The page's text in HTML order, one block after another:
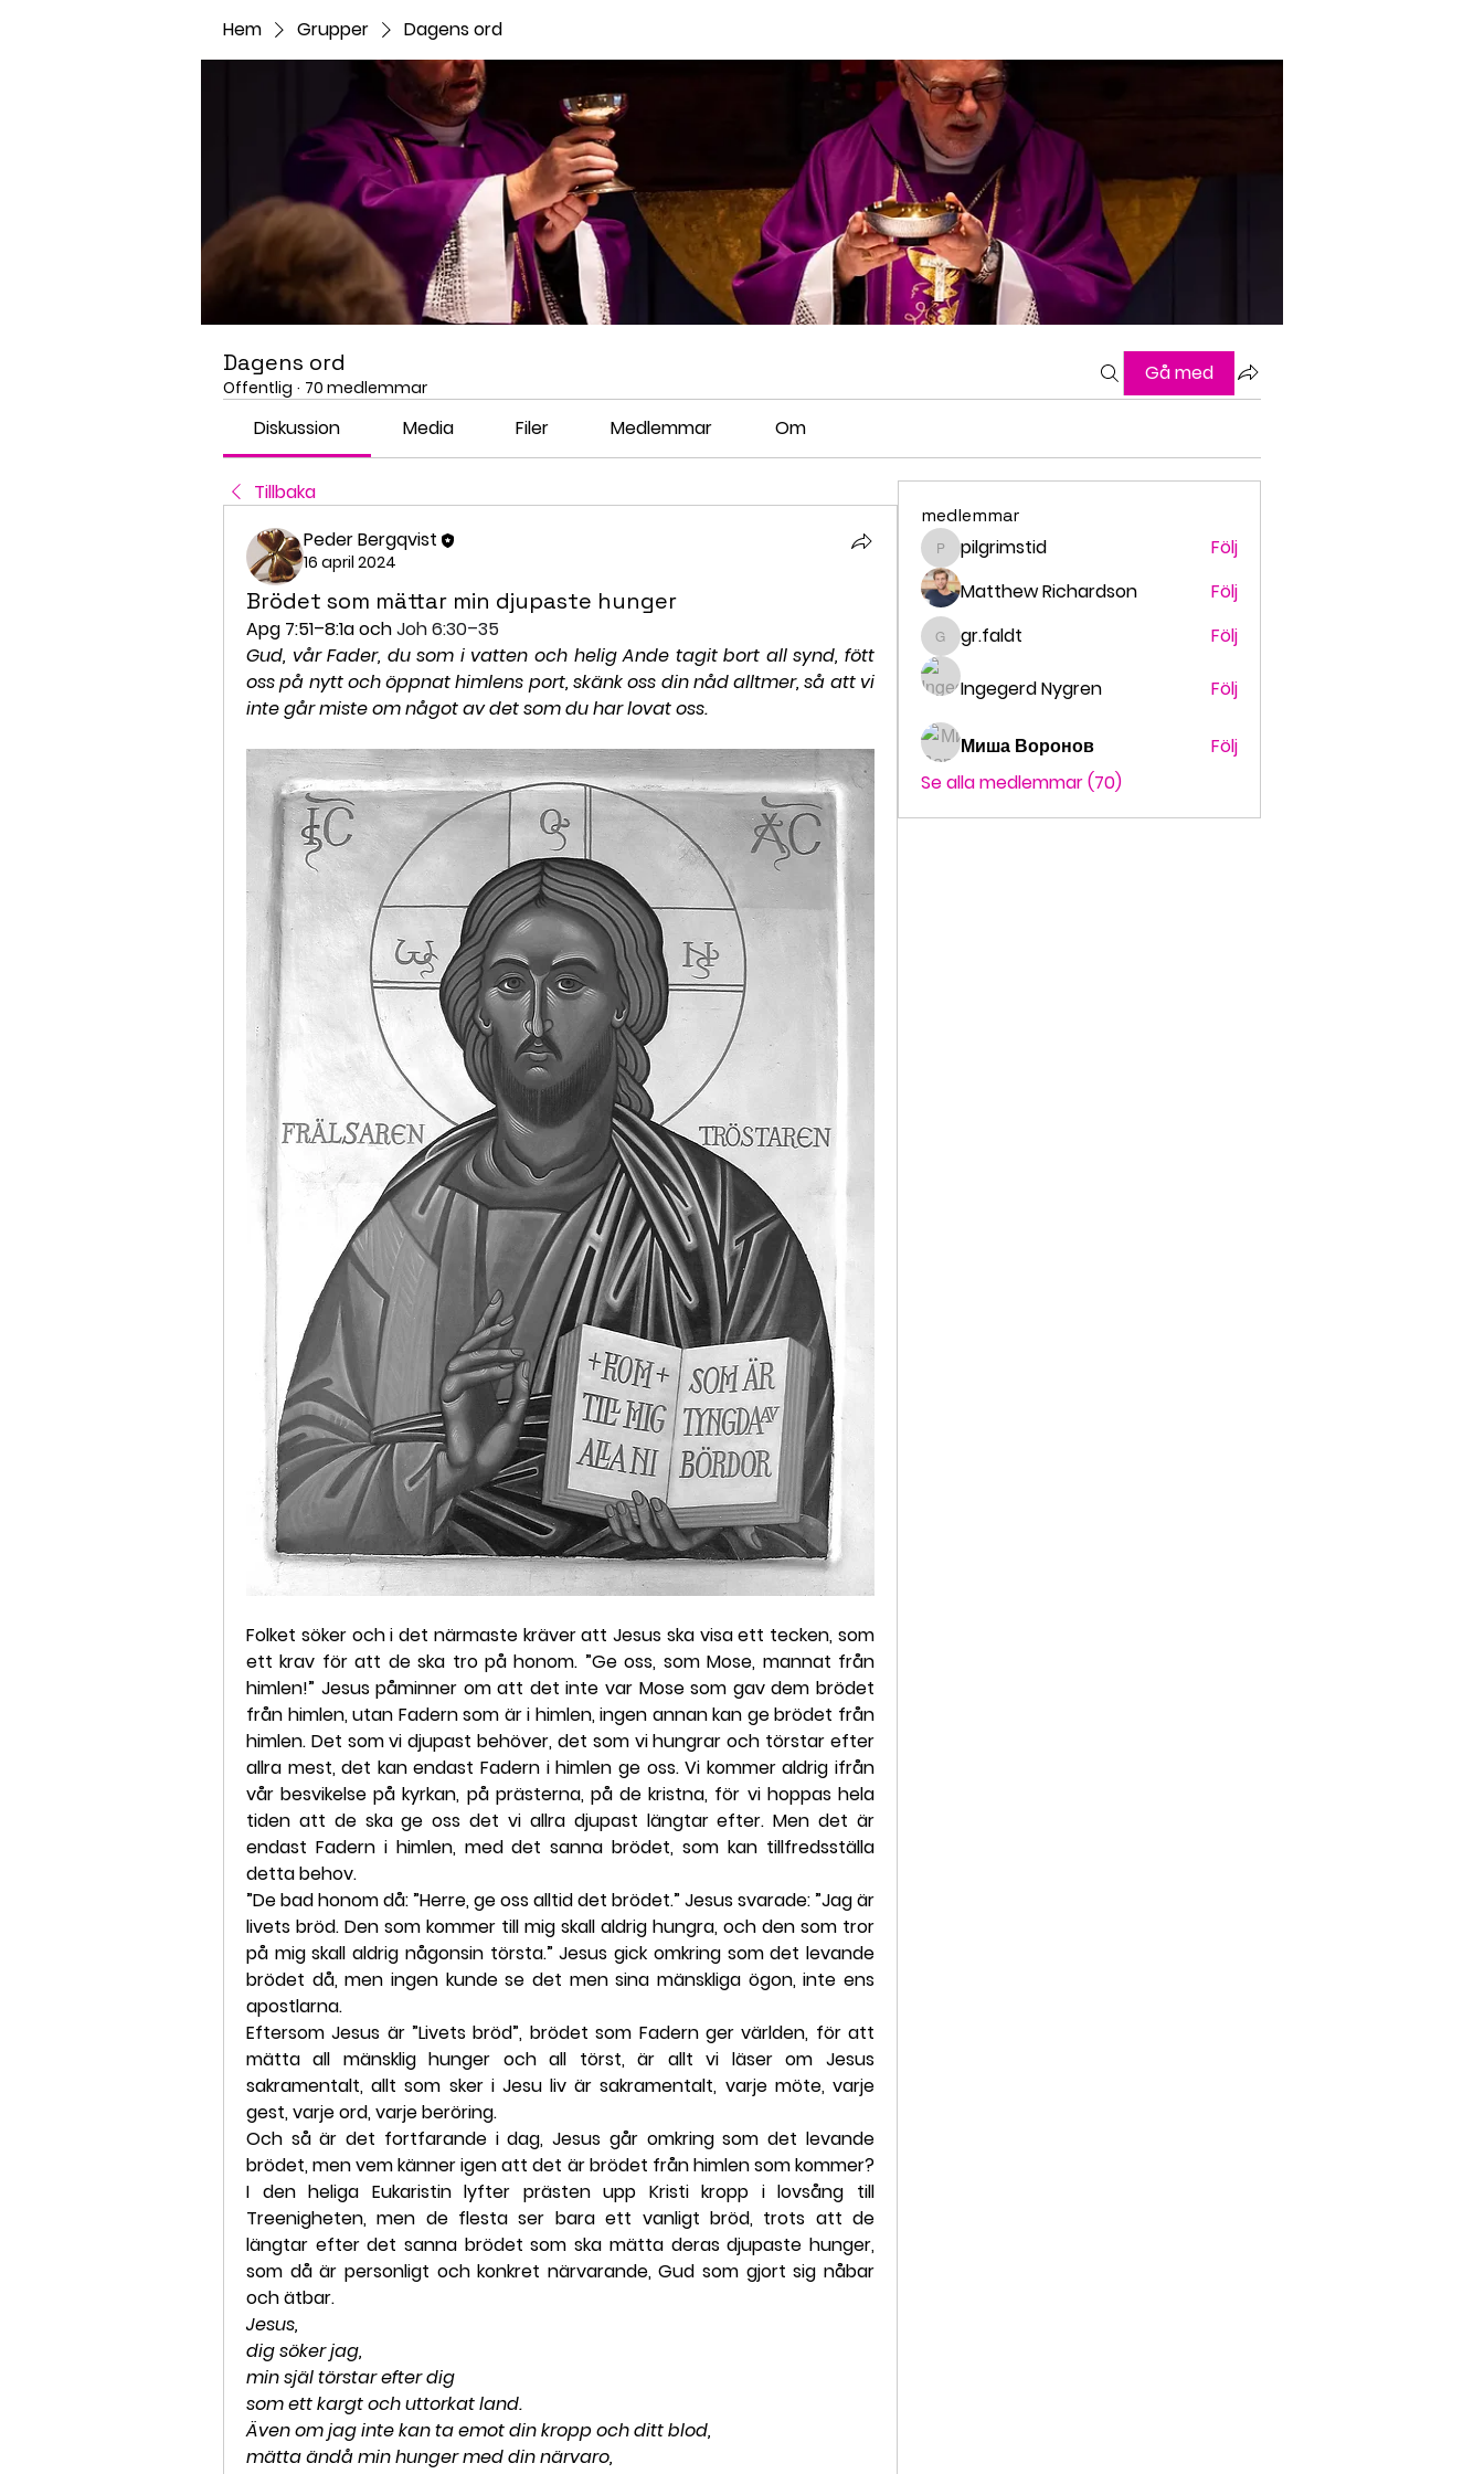
Hem Grupper Dagens ord
Dagens ord
Offentlig · 70 medlemmar
Gå med
Diskussion Media Filer Medlemmar Om
Tillbaka
Peder Bergqvist
16 april 2024
Brödet som mättar min djupaste hunger
Apg 7:51–8:1a och Joh 6:30–35
Gud, vår Fader, du som i vatten och helig Ande tagit bort all synd, fött
oss på nytt och öppnat himlens port, skänk oss din nåd alltmer, så att vi
inte går miste om något av det som du har lovat oss.
Folket söker och i det närmaste kräver att Jesus ska visa ett tecken, som
ett krav för att de ska tro på honom. ”Ge oss, som Mose, mannat från
himlen!” Jesus påminner om att det inte var Mose som gav dem brödet
från himlen, utan Fadern som är i himlen, ingen annan kan ge brödet från
himlen. Det som vi djupast behöver, det som vi hungrar och törstar efter
allra mest, det kan endast Fadern i himlen ge oss. Vi kommer aldrig ifrån
vår besvikelse på kyrkan, på prästerna, på de kristna, för vi hoppas hela
tiden att de ska ge oss det vi allra djupast längtar efter. Men det är
endast Fadern i himlen, med det sanna brödet, som kan tillfredsställa
detta behov.
”De bad honom då: ”Herre, ge oss alltid det brödet.” Jesus svarade: ”Jag är
livets bröd. Den som kommer till mig skall aldrig hungra, och den som tror
på mig skall aldrig någonsin törsta.” Jesus gick omkring som det levande
brödet då, men ingen kunde se det men sina mänskliga ögon, inte ens
apostlarna.
Eftersom Jesus är ”Livets bröd”, brödet som Fadern ger världen, för att
mätta all mänsklig hunger och all törst, är allt vi läser om Jesus
sakramentalt, allt som sker i Jesu liv är sakramentalt, varje möte, varje
gest, varje ord, varje beröring.
Och så är det fortfarande i dag, Jesus går omkring som det levande
brödet, men vem känner igen att det är brödet från himlen som kommer?
I den heliga Eukaristin lyfter prästen upp Kristi kropp i lovsång till
Treenigheten, men de flesta ser bara ett vanligt bröd, trots att de
längtar efter det sanna brödet som ska mätta deras djupaste hunger,
som då är personligt och konkret närvarande, Gud som gjort sig nåbar
och ätbar.
Jesus,
dig söker jag,
min själ törstar efter dig
som ett kargt och uttorkat land.
Även om jag inte kan ta emot din kropp och ditt blod,
mätta ändå min hunger med din närvaro,
medlemmar
pilgrimstid
pilgrimstid
Följ
Matthew Richardson
Följ
gr.faldt
gr.faldt Följ
Ingegerd Nygren Följ
Миша Воронов
Följ
Se alla medlemmar (70)